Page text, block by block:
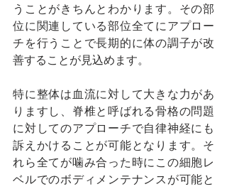
うことがきちんとわかります。その部
位に関連している部位全てにアプロー
チを行うことで長期的に体の調子が改
善することが見込めます。
特に整体は血流に対して大きな力があ
りますし、脊椎と呼ばれる骨格の問題
に対してのアプローチで自律神経にも
訴えかけることが可能となります。そ
れら全てが噛み合った時にこの細胞レ
ベルでのボディメンテナンスが可能と